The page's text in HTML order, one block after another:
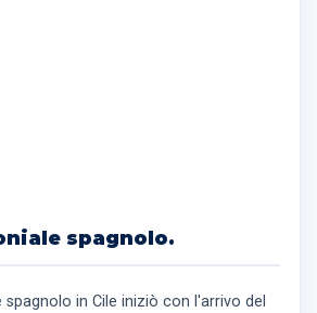
spagnolo.
spagnolo in Cile iniziò con l'arrivo del